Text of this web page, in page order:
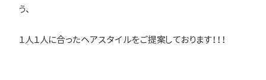
う、
１人１人に合ったヘアスタイルをご提案しております！！！